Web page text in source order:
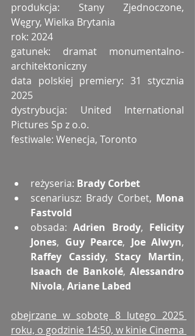
produkcja: Stany Zjednoczone,
Węgry, Wielka Brytania
rok: 2024
gatunek: dramat monumentalno-
architektoniczny
data polskiej premiery: 31 stycznia
2025
dystrybucja: United International
Pictures Sp z o.o.
festiwale: Wenecja, Toronto
reżyseria: Brady Corbet
scenariusz: Brady Corbet, Mona
Fastvold
obsada: Adrien Brody, Felicity
Jones, Guy Pearce, Joe Alwyn
Raffey Cassidy, Stacy Martin
Isaach de Bankolé, Alessandro
Nivola, Ariane Labed
obejrzane w sobotę 8 lutego 2025
roku, o godzinie 14:50, w kinie Cinema